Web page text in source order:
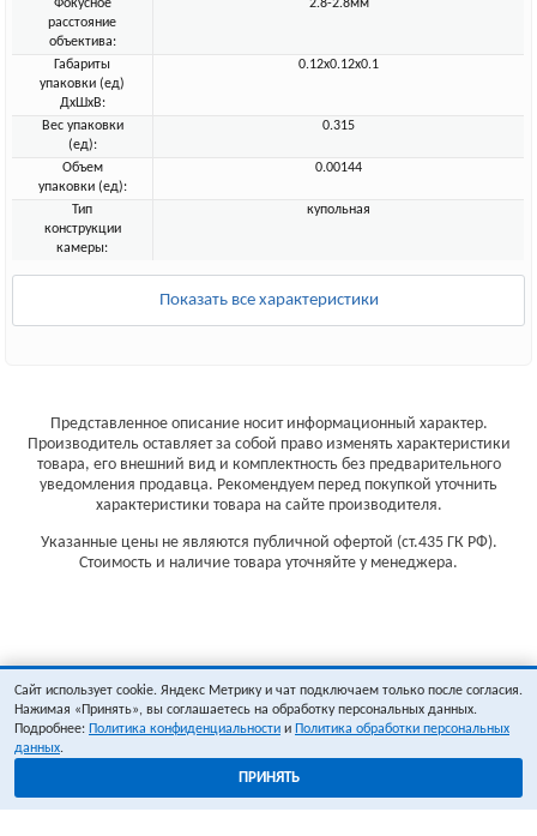
Фокусное
расстояние
объектива:
2.8-2.8мм
Габариты
упаковки (ед)
ДхШхВ:
0.12x0.12x0.1
Вес упаковки
(ед):
0.315
Объем
упаковки (ед):
0.00144
Тип
конструкции
камеры:
купольная
Показать все характеристики
Представленное описание носит информационный характер.
Производитель оставляет за собой право изменять характеристики
товара, его внешний вид и комплектность без предварительного
уведомления продавца. Рекомендуем перед покупкой уточнить
характеристики товара на сайте производителя.
Указанные цены не являются публичной офертой (ст.435 ГК РФ).
Стоимость и наличие товара уточняйте у менеджера.
Сайт использует cookie. Яндекс Метрику и чат подключаем только после согласия.
Нажимая «Принять», вы соглашаетесь на обработку персональных данных.
Подробнее: Политика конфиденциальности и Политика обработки персональных
данных.
ПРИНЯТЬ